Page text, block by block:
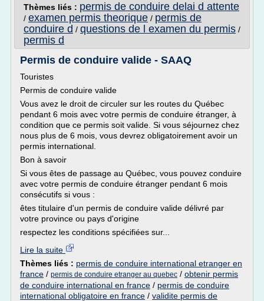
Thèmes liés : permis de conduire delai d attente
/ examen permis theorique / permis de
conduire d / questions de l examen du permis /
permis d
Permis de conduire valide - SAAQ
Touristes
Permis de conduire valide
Vous avez le droit de circuler sur les routes du Québec
pendant 6 mois avec votre permis de conduire étranger, à
condition que ce permis soit valide. Si vous séjournez chez
nous plus de 6 mois, vous devrez obligatoirement avoir un
permis international.
Bon à savoir
Si vous êtes de passage au Québec, vous pouvez conduire
avec votre permis de conduire étranger pendant 6 mois
consécutifs si vous :
êtes titulaire d'un permis de conduire valide délivré par
votre province ou pays d'origine
respectez les conditions spécifiées sur...
Lire la suite
Thèmes liés : permis de conduire international etranger en
france / permis de conduire etranger au quebec / obtenir permis
de conduire international en france / permis de conduire
international obligatoire en france / validite permis de